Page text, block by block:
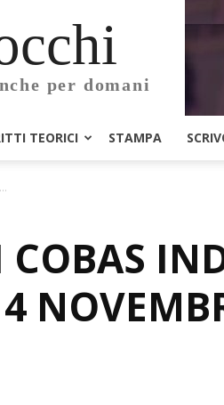
per domani
TEORICI STAMPA
COBAS